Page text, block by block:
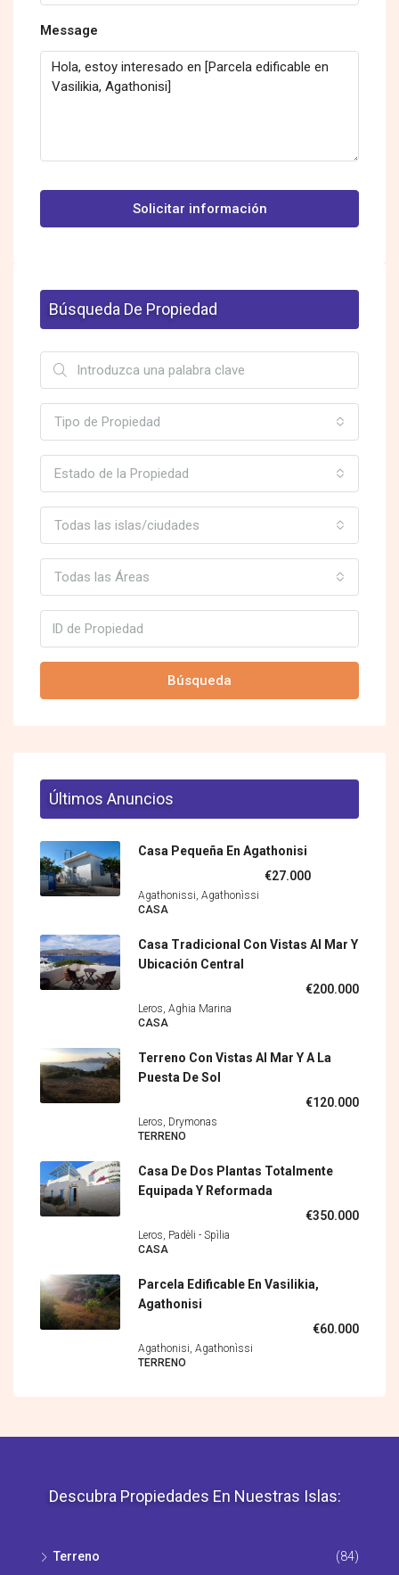
Message
Solicitar información
Búsqueda De Propiedad
Tipo de Propiedad
Estado de la Propiedad
Todas las islas/ciudades
Todas las Áreas
Búsqueda
Últimos Anuncios
Casa Pequeña En Agathonisi
€27.000
Agathonissi, Agathonìssi
CASA
Casa Tradicional Con Vistas Al Mar Y
Ubicación Central
€200.000
Leros, Aghia Marina
CASA
Terreno Con Vistas Al Mar Y A La
Puesta De Sol
€120.000
Leros, Drymonas
TERRENO
Casa De Dos Plantas Totalmente
Equipada Y Reformada
€350.000
Leros, Padèli - Spìlia
CASA
Parcela Edificable En Vasilikia,
Agathonisi
€60.000
Agathonisi, Agathonìssi
TERRENO
Descubra Propiedades En Nuestras Islas:
Terreno (84)